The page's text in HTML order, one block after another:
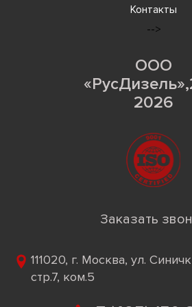
Контакты
-->
ООО
2026
Заказать
111020, г. Москва, ул.
стр.7, ком.5